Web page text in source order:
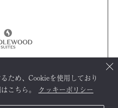
ため、Cookieを使用しており
こちら。
クッキーポリシー